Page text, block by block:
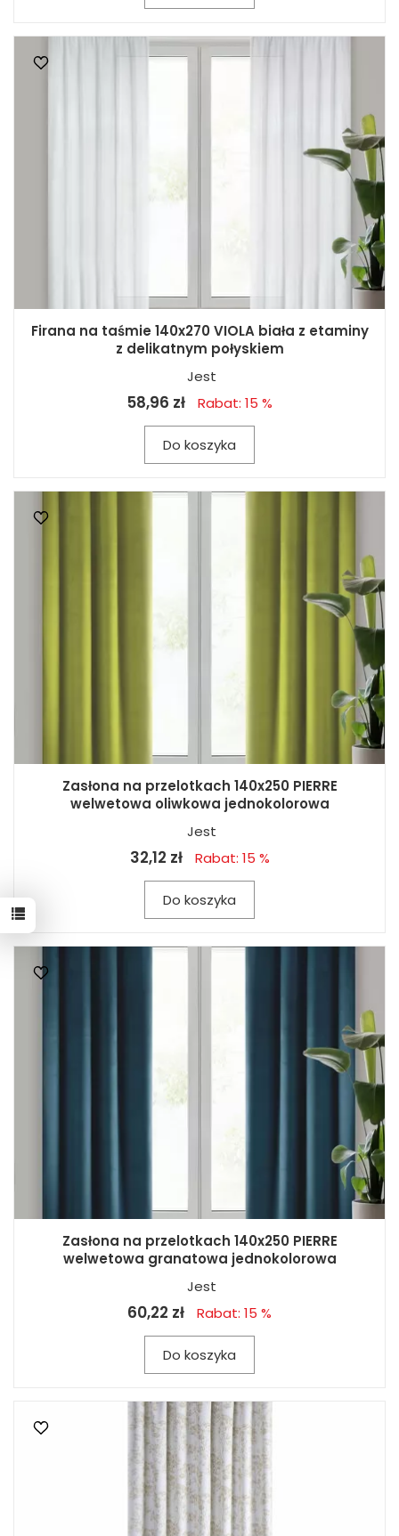
Firana na taśmie 140x270 VIOLA biała z etaminy
z delikatnym połyskiem
Jest
58,96 zł Rabat: 15 %
Do koszyka
Zasłona na przelotkach 140x250 PIERRE
welwetowa oliwkowa jednokolorowa
Jest
32,12 zł Rabat: 15 %
Do koszyka
Zasłona na przelotkach 140x250 PIERRE
welwetowa granatowa jednokolorowa
Jest
60,22 zł Rabat: 15 %
Do koszyka